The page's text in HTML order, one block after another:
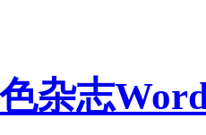
杂志